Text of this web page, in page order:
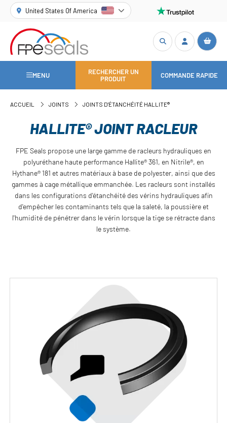
United States Of America
MENU
RECHERCHER UN
PRODUIT
COMMANDE RAPIDE
ACCUEIL JOINTS JOINTS D'ÉTANCHÉITÉ HALLITE®
HALLITE® JOINT RACLEUR
FPE Seals propose une large gamme de racleurs hydrauliques en
polyuréthane haute performance Hallite® 361, en Nitrile®, en
Hythane® 181 et autres matériaux à base de polyester, ainsi que des
gammes à cage métallique emmanchée. Les racleurs sont installés
dans les configurations d'étanchéité des vérins hydrauliques afin
d'empêcher les contaminants tels que la saleté, la poussière et
l'humidité de pénétrer dans le vérin lorsque la tige se rétracte dans
le système.